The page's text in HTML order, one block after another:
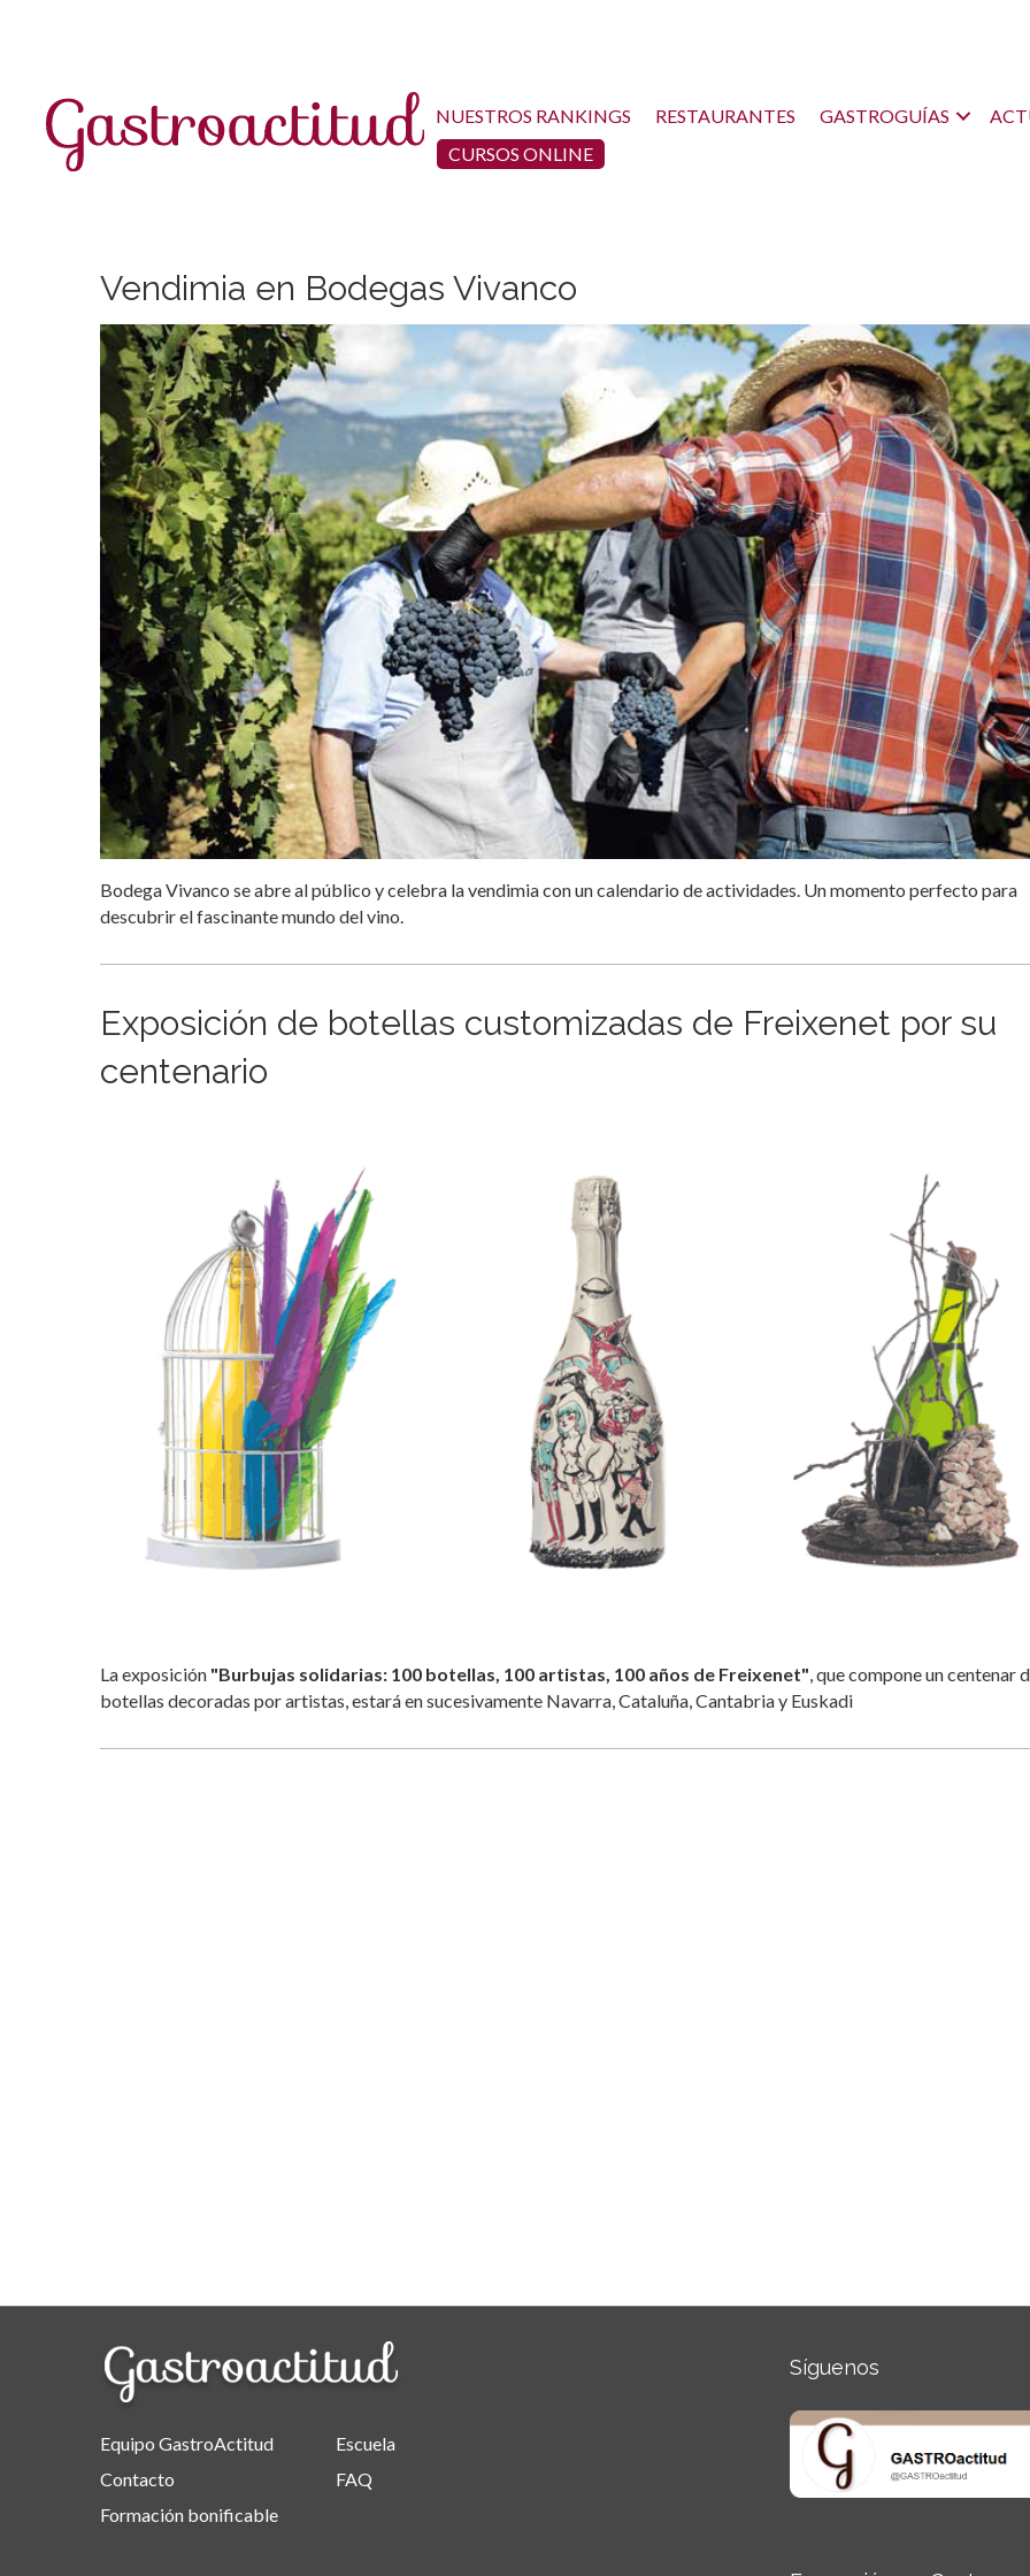
NUESTROS RANKINGS RESTAURANTES GASTROGUÍAS
CURSOS ONLINE
Vendimia en Bodegas Vivanco
Bodega Vivanco se abre al público y celebra la vendimia con un calendario de actividades. Un momento perfecto para
descubrir el fascinante mundo del vino.
Exposición de botellas customizadas de Freixenet por su
centenario
La exposición "Burbujas solidarias: 100 botellas, 100 artistas, 100 años de Freixenet", que compone un centenar
botellas decoradas por artistas, estará en sucesivamente Navarra, Cataluña, Cantabria y Euskadi
Equipo GastroActitud
Contacto
Formación bonificable
Escuela
FAQ
Síguenos